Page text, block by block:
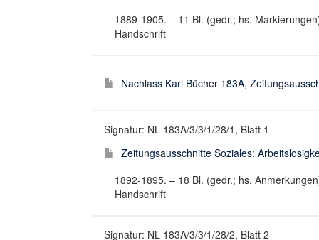
1889-1905. – 11 Bl. (gedr.; hs.
Handschrift
Nachlass Karl Bücher 183A,
Signatur: NL 183A/3/3/1/28/1, Blatt 1
Zeitungsausschnitte Soziales:
1892-1895. – 18 Bl. (gedr.; hs.
Handschrift
Signatur: NL 183A/3/3/1/28/2, Blatt 2